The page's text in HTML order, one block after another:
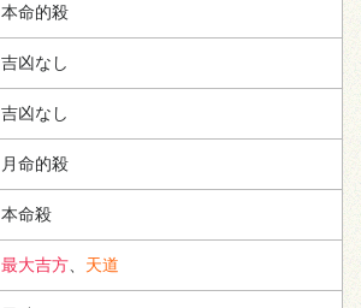
本命的殺
吉凶なし
吉凶なし
月命的殺
本命殺
最大吉方、 天道